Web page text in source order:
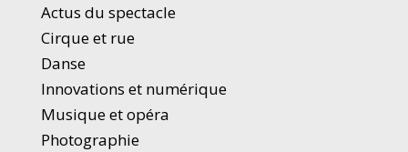
Actus du spectacle
Cirque et rue
Danse
Innovations et numérique
Musique et opéra
Photographie